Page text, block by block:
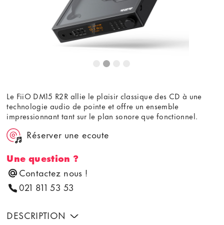
Le FiiO DM15 R2R allie le plaisir classique des CD à une
technologie audio de pointe et offre un ensemble
impressionnant tant sur le plan sonore que fonctionnel.
Réserver une ecoute
Une question ?
Contactez nous !
021 811 53 53
DESCRIPTION